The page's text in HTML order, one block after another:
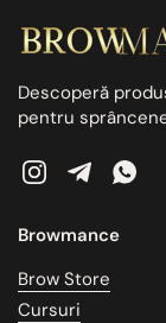
Descoperă
pentru
Instagram
Telegram
Browmance
Brow Store
Cursuri